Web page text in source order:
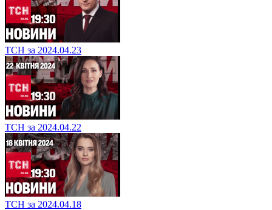
ТСН за 2024.04.23
ТСН за 2024.04.22
ТСН за 2024.04.18